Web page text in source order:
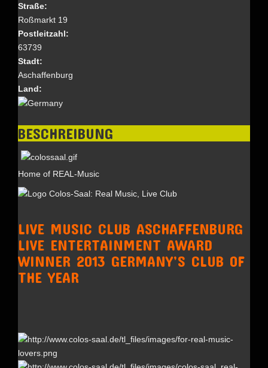
Straße:
Roßmarkt 19
Postleitzahl:
63739
Stadt:
Aschaffenburg
Land:
BESCHREIBUNG
Home of REAL-Music
LIVE MUSIC CLUB ASCHAFFENBURG
LIVE ENTERTAINMENT AWARD
WINNER 2013 GERMANY’S CLUB OF
THE YEAR